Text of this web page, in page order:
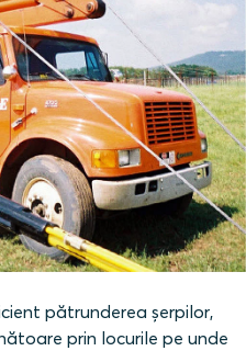
pătrunderea șerpilor,
prin locurile pe unde